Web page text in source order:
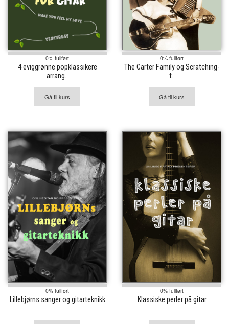
0% fullført
4 eviggrønne popklassikere
arrang..
Gå til kurs
0% fullført
The Carter Family og Scratching-
t..
Gå til kurs
0% fullført
Lillebjørns sanger og gitarteknikk
0% fullført
Klassiske perler på gitar